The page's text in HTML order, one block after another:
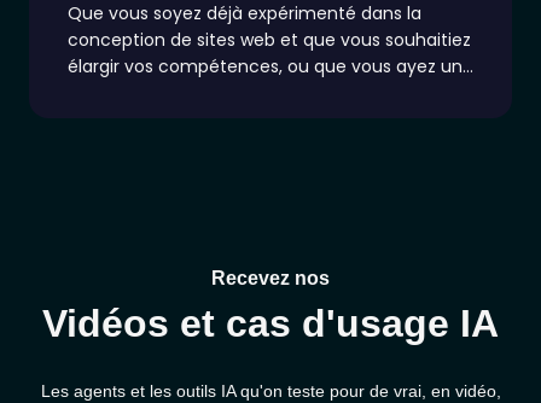
Que vous soyez déjà expérimenté dans la
conception de sites web et que vous souhaitiez
élargir vos compétences, ou que vous ayez un
Recevez nos
Vidéos et cas d'usage IA
Les agents et les outils IA qu'on teste pour de vrai, en vidéo,